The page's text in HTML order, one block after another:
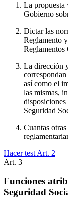
La propuesta
Gobierno
Dictar las
Reglamento
Reglamentos
La dirección
así como el
las mismas,
disposiciones
Seguridad
Cuantas
Hacer test Art. 2
Art. 3
Funciones
Seguridad